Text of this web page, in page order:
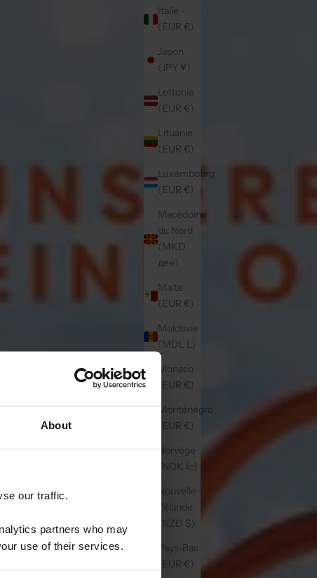
About
our traffic.
partners who may
use of their services.
Italie
(EUR €)
Japon
(JPY ¥)
Lettonie
(EUR €)
Lituanie
(EUR €)
Luxembourg
(EUR €)
Macédoine
du Nord
(MKD
ден)
Malte
(EUR €)
Moldavie
(MDL L)
Monaco
(EUR €)
Monténégro
(EUR €)
Norvège
(NOK kr)
Nouvelle-
Zélande
(NZD $)
Pays-Bas
(EUR €)